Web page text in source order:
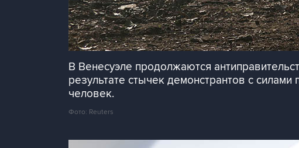
В Венесуэле продолжаются
результате стычек демонстрантов с
человек.
Фото: Reuters